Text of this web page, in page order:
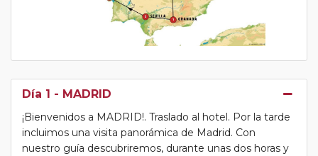
Día 1 - MADRID
¡Bienvenidos a MADRID!. Traslado al hotel. Por la tarde
incluimos una visita panorámica de Madrid. Con
nuestro guía descubriremos, durante unas dos horas y